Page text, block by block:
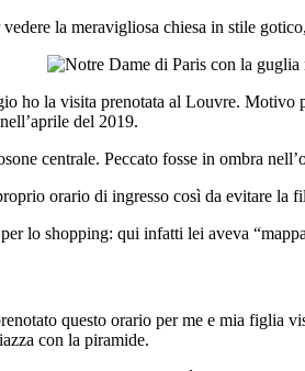
la meravigliosa chiesa in stile
ho la visita prenotata al Louvre.
del 2019.
centrale. Peccato fosse in ombra
orario di ingresso così da evitare la
lo shopping: qui infatti lei aveva
questo orario per me e mia figlia
con la piramide.